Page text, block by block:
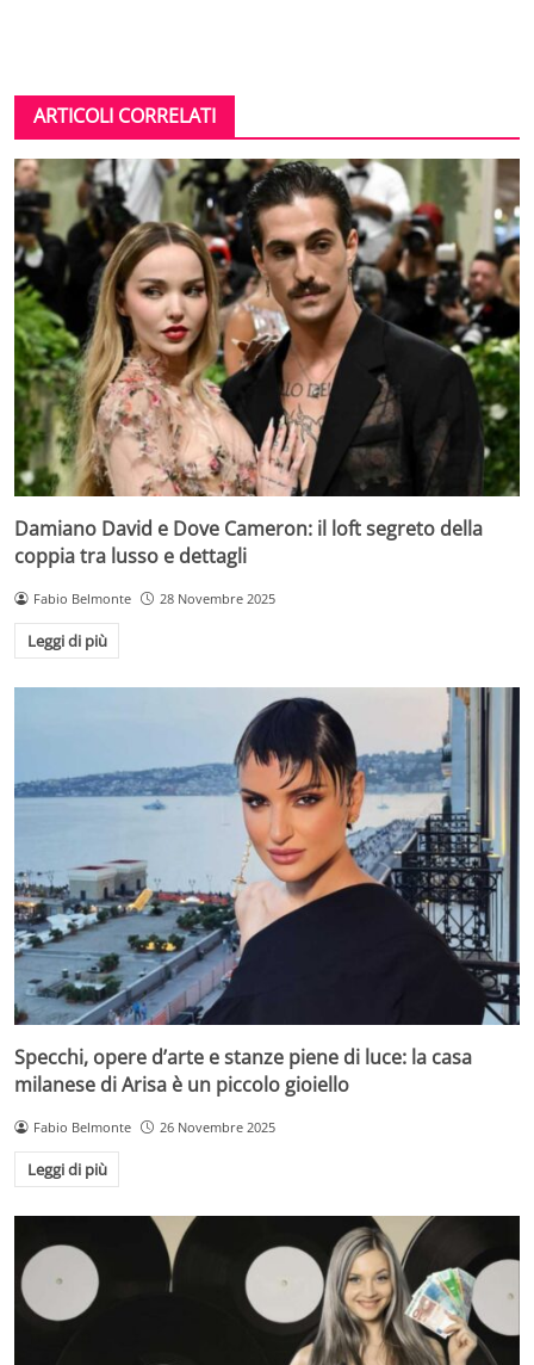
ARTICOLI CORRELATI
Damiano David e Dove Cameron: il loft segreto della
coppia tra lusso e dettagli
Fabio Belmonte 28 Novembre 2025
Leggi di più
Specchi, opere d’arte e stanze piene di luce: la casa
milanese di Arisa è un piccolo gioiello
Fabio Belmonte 26 Novembre 2025
Leggi di più